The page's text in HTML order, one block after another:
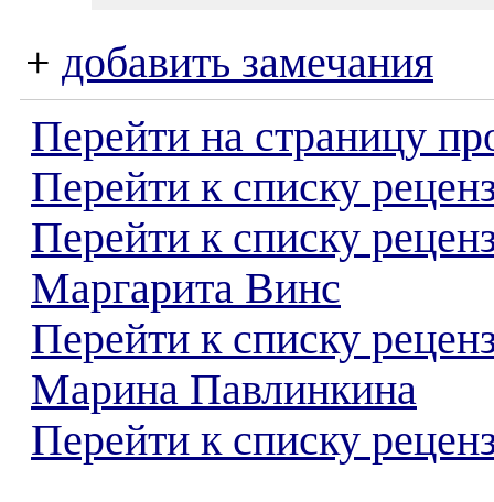
+ добавить замечания
Перейти на страницу
Перейти к списку
Перейти к списку
Маргарита Винс
Перейти к списку
Марина Павлинкина
Перейти к списку